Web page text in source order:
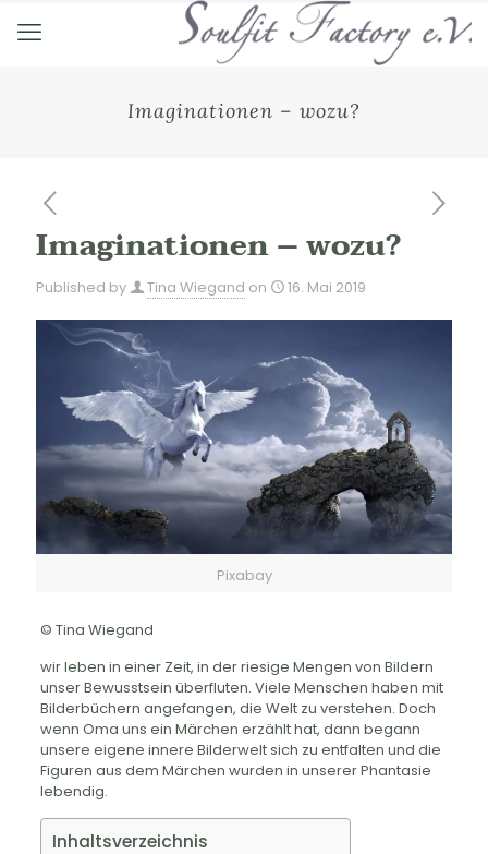
Imaginationen – wozu?
Imaginationen – wozu?
Published by Tina Wiegand on 16. Mai 2019
Pixabay
© Tina Wiegand
wir leben in einer Zeit, in der riesige Mengen von Bildern
unser Bewusstsein überfluten. Viele Menschen haben mit
Bilderbüchern angefangen, die Welt zu verstehen. Doch
wenn Oma uns ein Märchen erzählt hat, dann begann
unsere eigene innere Bilderwelt sich zu entfalten und die
Figuren aus dem Märchen wurden in unserer Phantasie
lebendig.
Inhaltsverzeichnis